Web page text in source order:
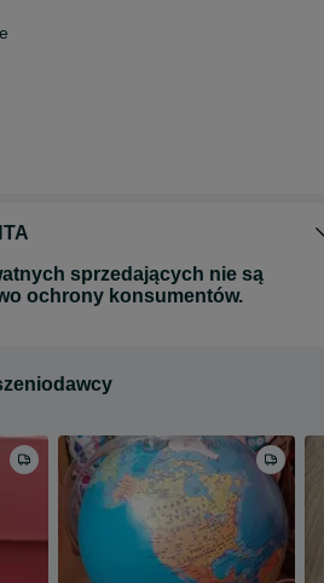
sprzedających nie są
ochrony konsumentów.